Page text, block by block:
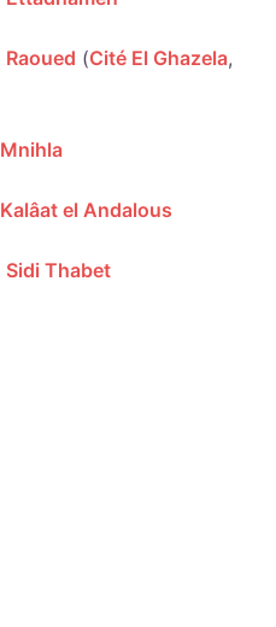
Raoued (Cité El Ghazela,
Mnihla
Kalâat el Andalous
Sidi Thabet